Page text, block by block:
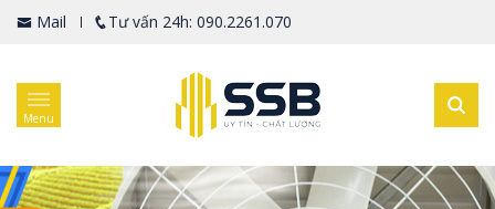
Mail Tư vấn 24h: 090.2261.070
Menu